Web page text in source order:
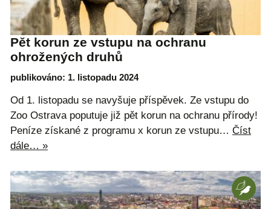
Pět korun ze vstupu na ochranu
ohrožených druhů
publikováno: 1. listopadu 2024
Od 1. listopadu se navyšuje příspěvek. Ze vstupu do
Zoo Ostrava poputuje již pět korun na ochranu přírody!
Peníze získané z programu x korun ze vstupu… Číst
dále… »